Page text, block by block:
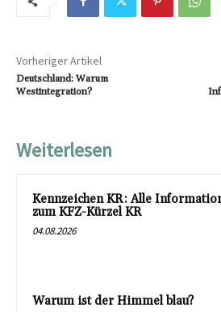
Vorheriger Artikel
Deutschland: Warum
Westintegration?
Weiterlesen
Kennzeichen KR: Alle
zum KFZ-Kürzel KR
04.08.2026
Warum ist der Himmel blau?